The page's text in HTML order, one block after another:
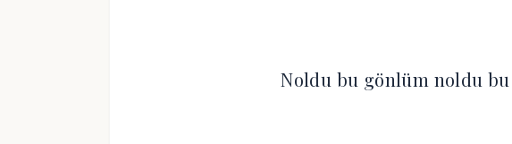
Noldu bu gönlüm noldu